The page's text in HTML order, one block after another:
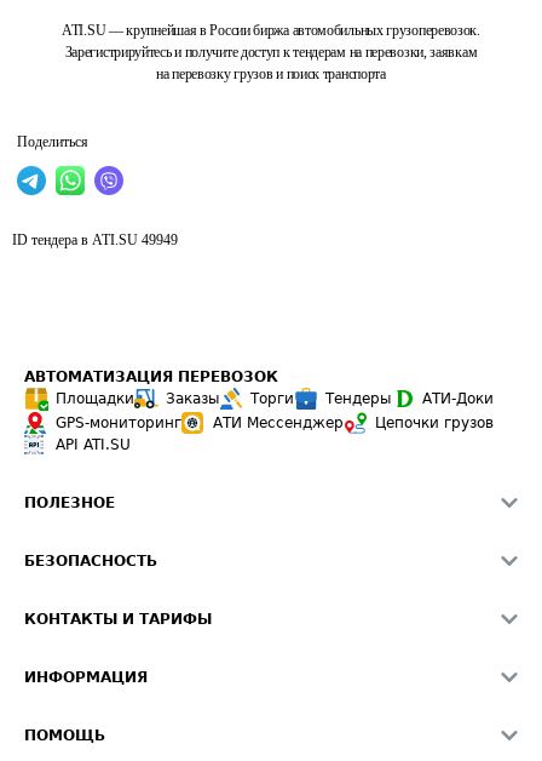
ATI.SU — крупнейшая в России биржа автомобильных грузоперевозок.
Зарегистрируйтесь и получите доступ к тендерам на перевозки, заявкам
на перевозку грузов и поиск транспорта
Поделиться
ID тендера в ATI.SU 49949
АВТОМАТИЗАЦИЯ ПЕРЕВОЗОК
Площадки
Заказы Торги Тендеры
АТИ-Доки
GPS-мониторинг
АТИ Мессенджер
Цепочки грузов
API ATI.SU
ПОЛЕЗНОЕ
Звезды ATI.SU на вашем сайте
Средние ставки
БЕЗОПАСНОСТЬ
Светофор+
О формировании Паспорта
КОНТАКТЫ И ТАРИФЫ
Реклама на сайте
ИНФОРМАЦИЯ
ПОМОЩЬ